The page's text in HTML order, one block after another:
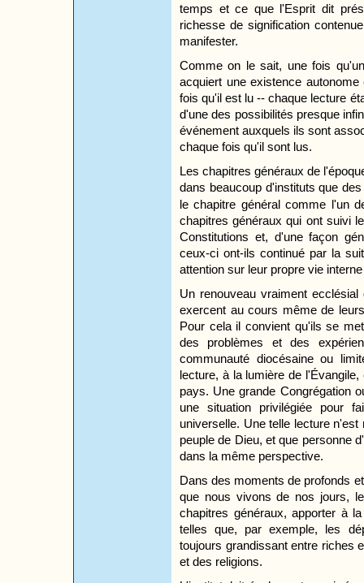
temps et ce que l'Esprit dit
richesse de signification
manifester.
Comme on le sait, une fois
acquiert une existence
fois qu'il est lu -- chaque lecture
d'une des possibilités presque
événement auxquels ils sont
chaque fois qu'il sont lus.
Les chapitres généraux de
dans beaucoup d'instituts que
le chapitre général comme l'un
chapitres généraux qui ont suivi
Constitutions et, d'une façon
ceux-ci ont-ils continué par la
attention sur leur propre vie
Un renouveau vraiment
exercent au cours même de
Pour cela il convient qu'ils se
des problèmes et des
communauté diocésaine ou
lecture, à la lumière de
pays. Une grande Congrégation
une situation privilégiée pour
universelle. Une telle lecture
peuple de Dieu, et que personne
dans la même perspective.
Dans des moments de profonds
que nous vivons de nos jours,
chapitres généraux, apporter à
telles que, par exemple, les
toujours grandissant entre riches
et des religions.